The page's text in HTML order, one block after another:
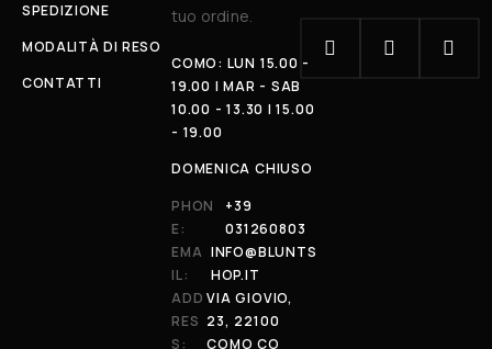
SPEDIZIONE
MODALITÀ DI RESO
CONTATTI
tuo ordine.
COMO: LUN 15.00 -
19.00 | MAR - SAB
10.00 - 13.30 | 15.00
- 19.00
DOMENICA CHIUSO
PHON
E:
+39
031260803
EMA
IL:
INFO@BLUNTS
HOP.IT
ADD
RES
S:
VIA GIOVIO,
23, 22100
COMO CO